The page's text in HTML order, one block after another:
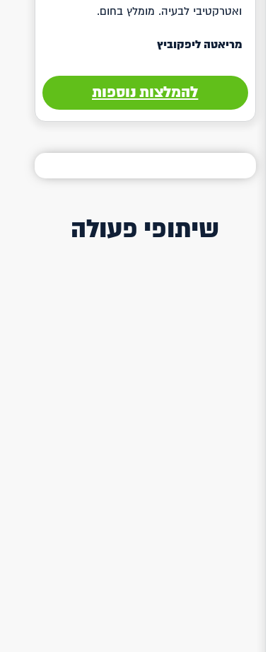
ואטרקטיבי לבעיה. מומלץ בחום.
מריאטה ליפקוביץ
להמלצות נוספות
שיתופי פעולה